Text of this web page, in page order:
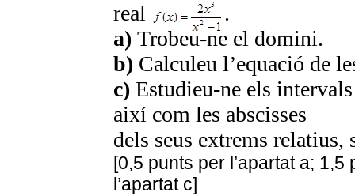
real
.
a) Trobeu-ne el domini.
b) Calculeu l’equació de
c) Estudieu-ne els
així com les abscisses
dels seus extrems
[0,5 punts per l’apartat a;
l’apartat c]